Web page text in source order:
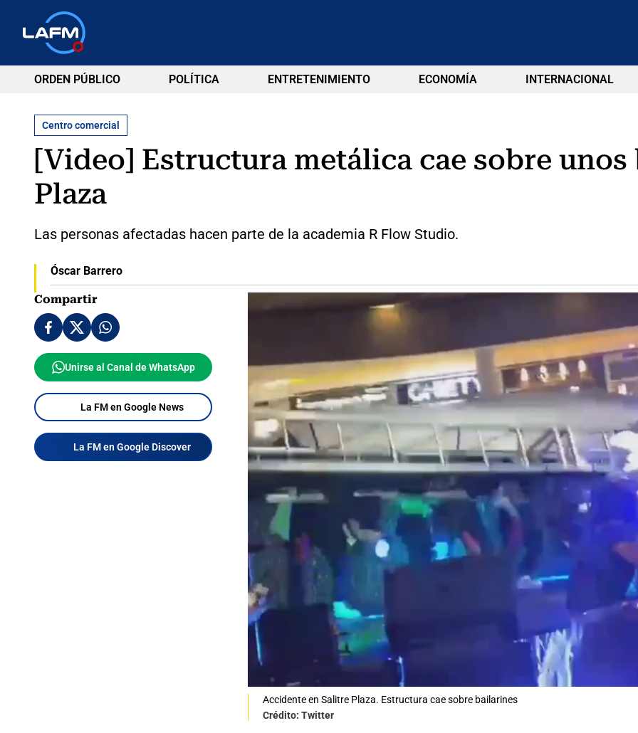
ORDEN PÚBLICO POLÍTICA ENTRETENIMIENTO ECONOMÍA INTERNACIONAL
Centro comercial
[Video] Estructura metálica cae sobre
Plaza
Las personas afectadas hacen parte de la academia R Flow Studio.
Óscar Barrero
Compartir
Unirse al Canal de WhatsApp
La FM en Google News
La FM en Google Discover
Accidente en Salitre Plaza. Estructura cae sobre bailarines
Crédito: Twitter